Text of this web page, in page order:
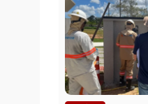
Polícia